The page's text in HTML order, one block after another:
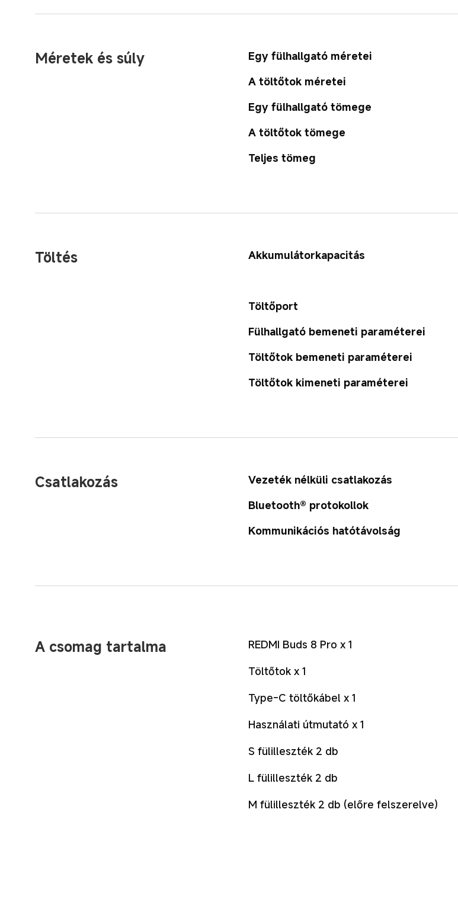
Méretek és súly Egy fülhallgató méretei
A töltőtok méretei
Egy fülhallgató tömege
A töltőtok tömege
Teljes tömeg
Töltés Akkumulátorkapacitás
Töltőport
Fülhallgató bemeneti paraméterei
Töltőtok bemeneti paraméterei
Töltőtok kimeneti paraméterei
Csatlakozás Vezeték nélküli csatlakozás
Bluetooth® protokollok
Kommunikációs hatótávolság
A csomag tartalma
REDMI Buds 8 Pro x 1
Töltőtok x 1
Type-C töltőkábel x 1
Használati útmutató x 1
S fülilleszték 2 db
L fülilleszték 2 db
M fülilleszték 2 db (előre felszerelve)